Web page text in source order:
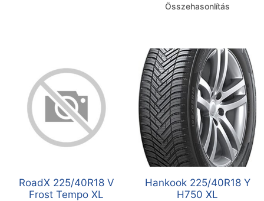
Összehasonlítás
RoadX 225/40R18 V
Frost Tempo XL
Hankook 225/40R18 Y
H750 XL